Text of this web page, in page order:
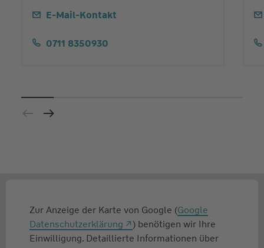
E-Mail-Kontakt
0711 8350930
Zur Anzeige der Karte von Google (Google
Datenschutzerklärung
) benötigen wir Ihre
Einwilligung. Detaillierte Informationen über